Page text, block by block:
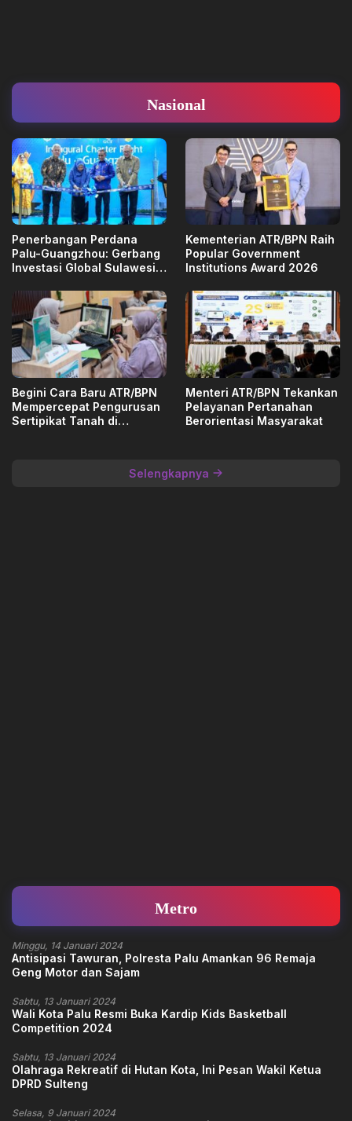
Nasional
Penerbangan Perdana
Palu-Guangzhou: Gerbang
Investasi Global Sulawesi
Kementerian ATR/BPN Raih
Popular Government
Institutions Award 2026
Begini Cara Baru ATR/BPN
Mempercepat Pengurusan
Sertipikat Tanah di
Menteri ATR/BPN Tekankan
Pelayanan Pertanahan
Berorientasi Masyarakat
Selengkapnya
Metro
Minggu, 14 Januari 2024
Antisipasi Tawuran, Polresta Palu Amankan 96 Remaja
Geng Motor dan Sajam
Sabtu, 13 Januari 2024
Wali Kota Palu Resmi Buka Kardip Kids Basketball
Competition 2024
Sabtu, 13 Januari 2024
Olahraga Rekreatif di Hutan Kota, Ini Pesan Wakil Ketua
DPRD Sulteng
Selasa, 9 Januari 2024